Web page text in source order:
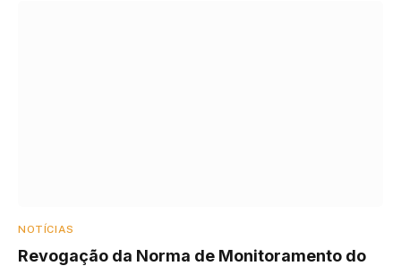
NOTÍCIAS
Revogação da Norma de Monitoramento do